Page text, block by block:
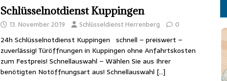
Schlüsselnotdienst Kuppingen
13. November 2019 Schlüsseldienst Herrenberg 0
24h Schlüsselnotdienst Kuppingen schnell – preiswert –
zuverlässig! Türöffnungen in Kuppingen ohne Anfahrtskosten
zum Festpreis! Schnellauswahl – Wählen Sie aus Ihrer
benötigten Notöffnungsart aus! Schnellauswahl […]